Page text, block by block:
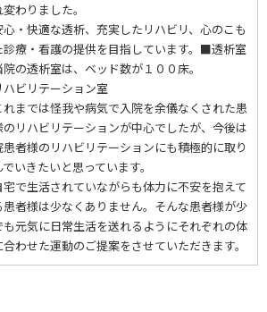
変わりました。
・快適な透析、充実したリハビリ、心のこも
診療・看護の提供を目指しています。■透析室
の透析室は、ベッド数が１００床。
ビリテーション室
までは怪我や病気で入院を余儀なくされた患
のリハビリテーションが中心でしたが、今後は
患者様のリハビリテーションにも積極的に取り
いきたいと思っています。
宅で生活されていながらも体力に不安を抱えて
患者様は少なくありません。そんな患者様が少
も元気に日常生活を送れるようにそれぞれの体
わせた運動のご提案をさせていただきます。